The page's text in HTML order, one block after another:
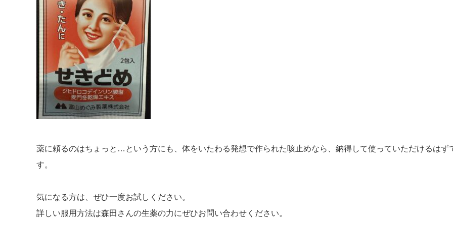
薬に頼るのはちょっと…という方にも、 体をいたわる発想で作られた咳止めなら、納得して使っていただけるはず
す。
気になる方は、ぜひ一度お試しください。
詳しい服用方法は森田さんの生薬の力にぜひお問い合わせください。